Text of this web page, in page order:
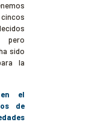
pero
sido
la
el
de